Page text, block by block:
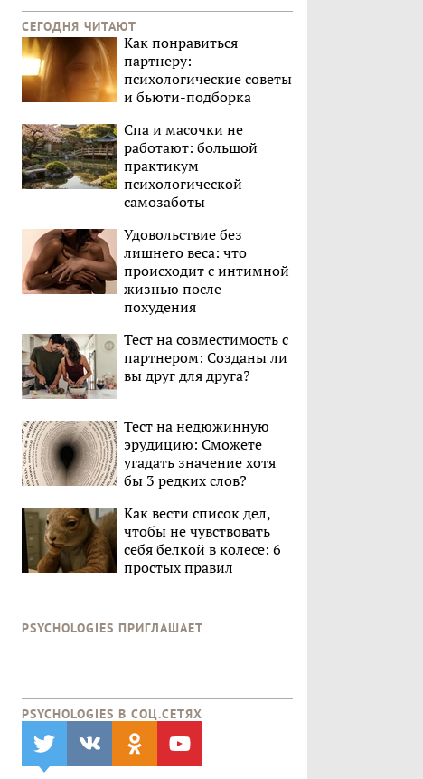
СЕГОДНЯ ЧИТАЮТ
Как понравиться
партнеру:
психологические советы
и бьюти-подборка
Спа и масочки не
работают: большой
практикум
психологической
самозаботы
Удовольствие без
лишнего веса: что
происходит с интимной
жизнью после
похудения
Тест на совместимость с
партнером: Созданы ли
вы друг для друга?
Тест на недюжинную
эрудицию: Сможете
угадать значение хотя
бы 3 редких слов?
Как вести список дел,
чтобы не чувствовать
себя белкой в колесе: 6
простых правил
PSYCHOLOGIES ПРИГЛАШАЕТ
PSYCHOLOGIES В CОЦ.СЕТЯХ